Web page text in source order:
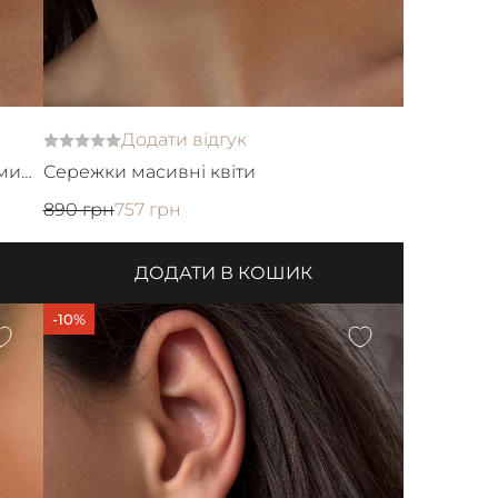
Додати відгук
Сережки масивні квіти
890 грн757 грн
ДОДАТИ В КОШИК
-10%